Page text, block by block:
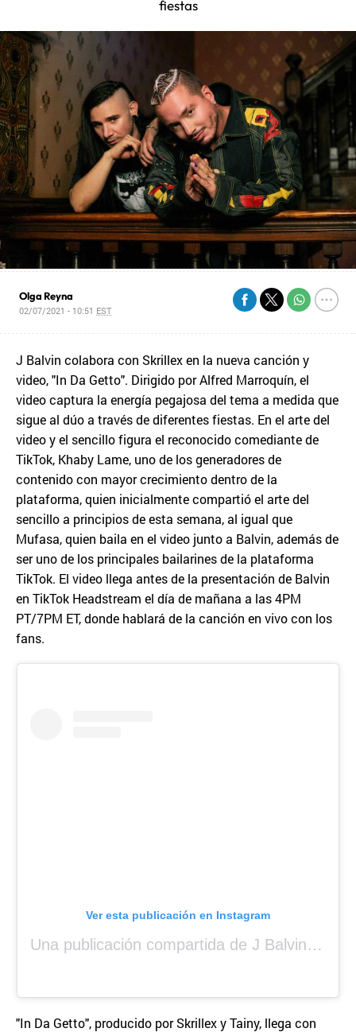
fiestas
Olga Reyna
02/07/2021 - 10:51 EST
J Balvin colabora con Skrillex en la nueva canción y
video, "In Da Getto". Dirigido por Alfred Marroquín, el
video captura la energía pegajosa del tema a medida que
sigue al dúo a través de diferentes fiestas. En el arte del
video y el sencillo figura el reconocido comediante de
TikTok, Khaby Lame, uno de los generadores de
contenido con mayor crecimiento dentro de la
plataforma, quien inicialmente compartió el arte del
sencillo a principios de esta semana, al igual que
Mufasa, quien baila en el video junto a Balvin, además de
ser uno de los principales bailarines de la plataforma
TikTok. El video llega antes de la presentación de Balvin
en TikTok Headstream el día de mañana a las 4PM
PT/7PM ET, donde hablará de la canción en vivo con los
fans.
Ver esta publicación en Instagram
Una publicación compartida de J Balvin (@jbalvin)
"In Da Getto", producido por Skrillex y Tainy, llega con